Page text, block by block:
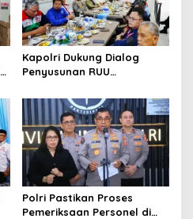
Kapolri Dukung Dialog
Penyusunan RUU
Jembatan Aspirasi Buruh
Polri Pastikan Proses
Pemeriksaan Personel di